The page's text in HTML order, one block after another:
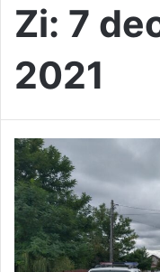
Zi: 7
2021